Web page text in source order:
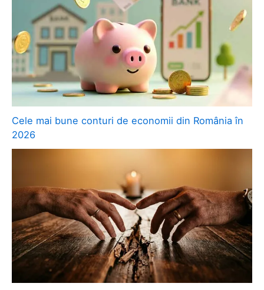
Cele mai bune conturi de economii din România în
2026